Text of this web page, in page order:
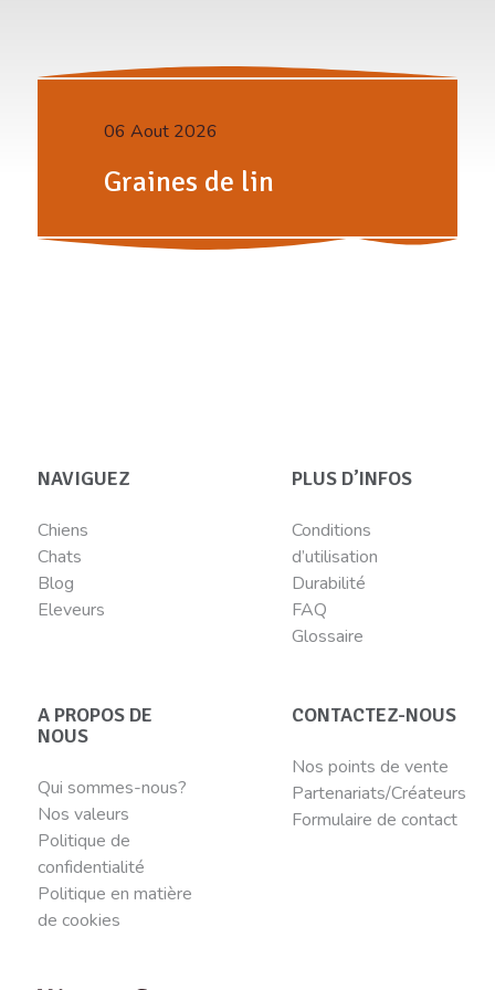
06 Aout 2026
Graines de lin
NAVIGUEZ
Chiens
Chats
Blog
Eleveurs
PLUS D’INFOS
Conditions
d’utilisation
Durabilité
FAQ
Glossaire
A PROPOS DE
NOUS
Qui sommes-nous?
Nos valeurs
Politique de
confidentialité
Politique en matière
de cookies
CONTACTEZ-NOUS
Nos points de vente
Partenariats/Créateurs
Formulaire de contact